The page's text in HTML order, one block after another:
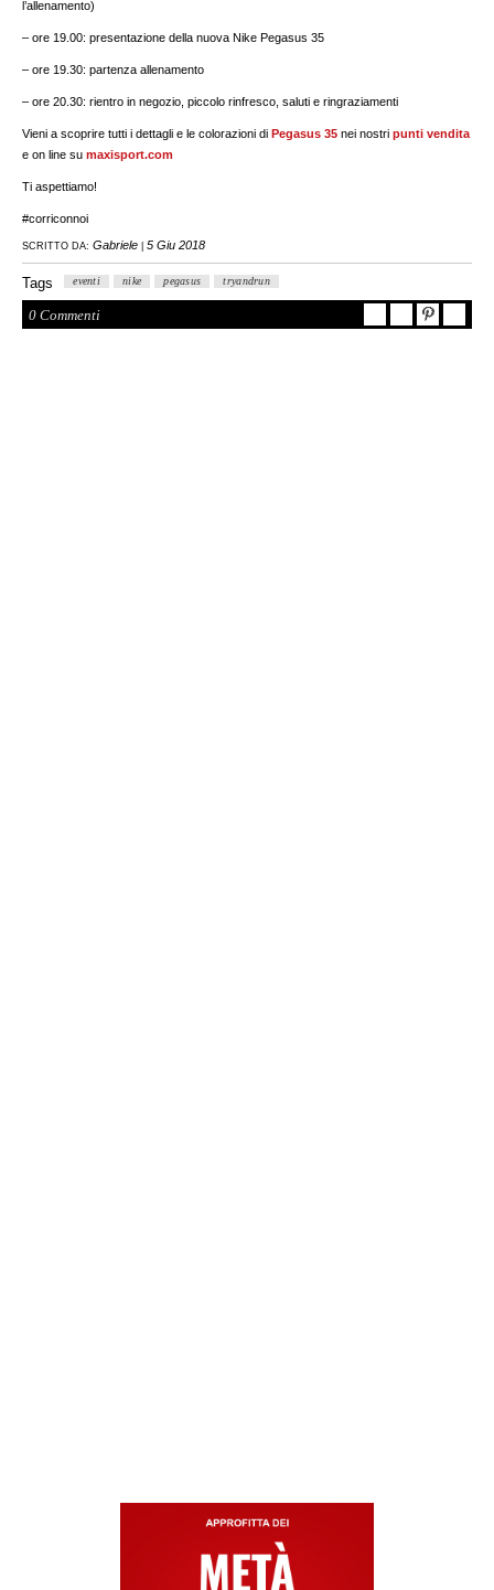
l’allenamento)
– ore 19.00: presentazione della nuova Nike Pegasus 35
– ore 19.30: partenza allenamento
– ore 20.30: rientro in negozio, piccolo rinfresco, saluti e ringraziamenti
Vieni a scoprire tutti i dettagli e le colorazioni di Pegasus 35nei nostripunti vendita
e on line sumaxisport.com
Ti aspettiamo!
#corriconnoi
SCRITTO DA: Gabriele 5 Giu 2018
Tags eventi nike pegasus tryandrun
0 Commenti